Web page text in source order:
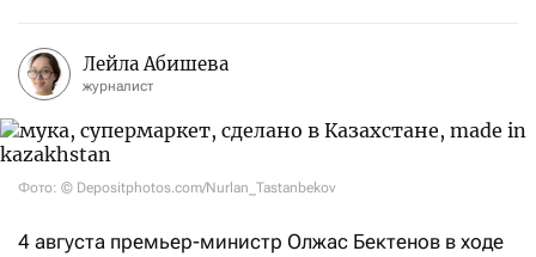
Лейла Абишева
журналист
Фото: © Depositphotos.com/Nurlan_Tastanbekov
4 августа премьер-министр Олжас Бектенов в ходе